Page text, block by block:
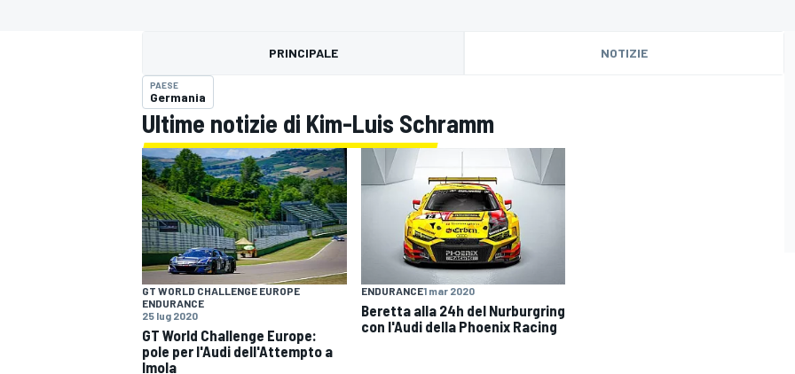
WRC
PRINCIPALE NOTIZIE
PAESE
Germania
Ultime notizie di Kim-Luis Schramm
GT WORLD CHALLENGE EUROPE
ENDURANCE
25 lug 2020
GT World Challenge Europe:
pole per l'Audi dell'Attempto a
Imola
ENDURANCE1 mar 2020
Beretta alla 24h del Nurburgring
con l'Audi della Phoenix Racing